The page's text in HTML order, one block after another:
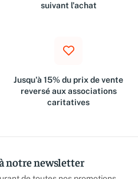
suivant l'achat
Jusqu'à 15% du prix de vente
reversé aux associations
caritatives
notre newsletter